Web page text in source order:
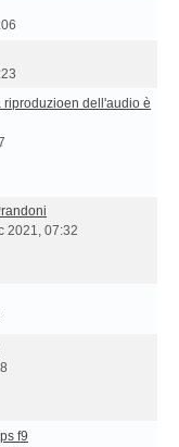
dell'audio è
2021, 07:32
f9